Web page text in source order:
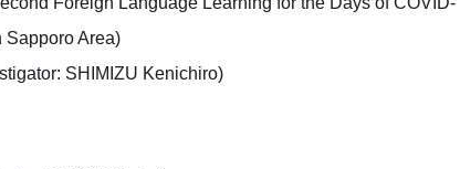
Sapporo Area)
SHIMIZU Kenichiro)